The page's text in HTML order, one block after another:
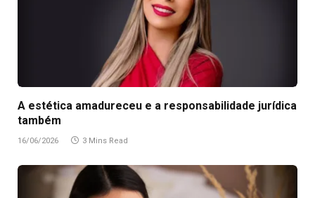
A estética amadureceu e a responsabilidade jurídica
também
16/06/2026 3 Mins Read